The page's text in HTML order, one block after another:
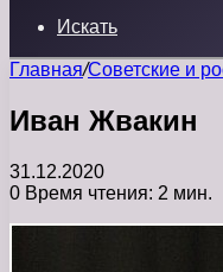
Искать
Главная/Советские и
Иван Жвакин
31.12.2020
0 Время чтения: 2 мин.